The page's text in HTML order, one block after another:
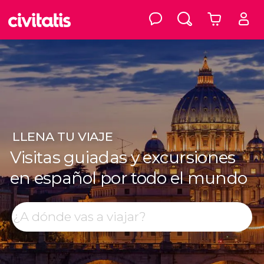
LLENA TU VIAJE
Visitas guiadas y excursiones
en español por todo el mundo
Buscar
Top destinos